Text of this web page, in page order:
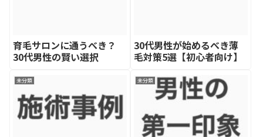
育毛サロンに通うべき？
30代男性の賢い選択
30代男性が始めるべき薄
毛対策5選【初心者向け】
未分類 未分類